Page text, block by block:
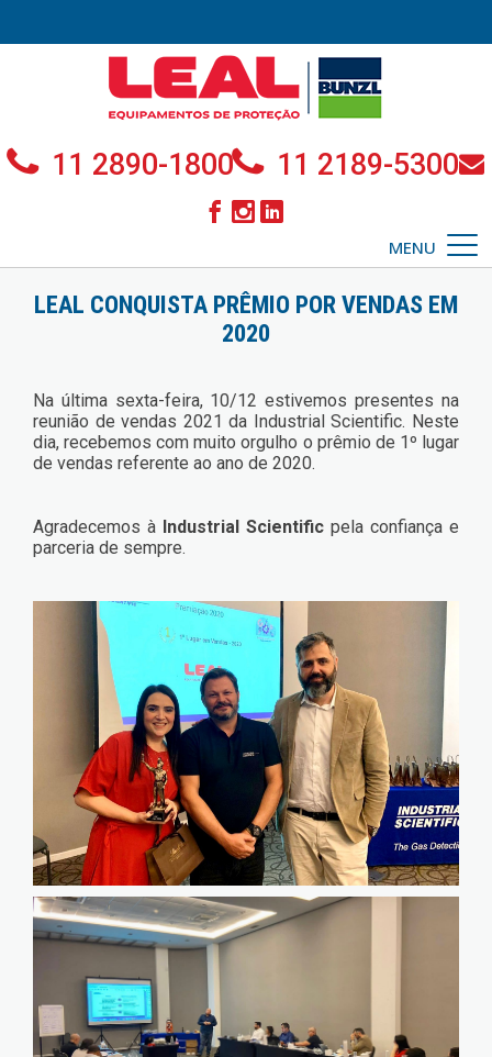
11 2890-1800 11 2189-5300
MENU
LEAL CONQUISTA PRÊMIO POR VENDAS EM
2020
Na última sexta-feira, 10/12 estivemos presentes na
reunião de vendas 2021 da Industrial Scientific. Neste
dia, recebemos com muito orgulho o prêmio de 1º lugar
de vendas referente ao ano de 2020.
Agradecemos à Industrial Scientific pela confiança e
parceria de sempre.